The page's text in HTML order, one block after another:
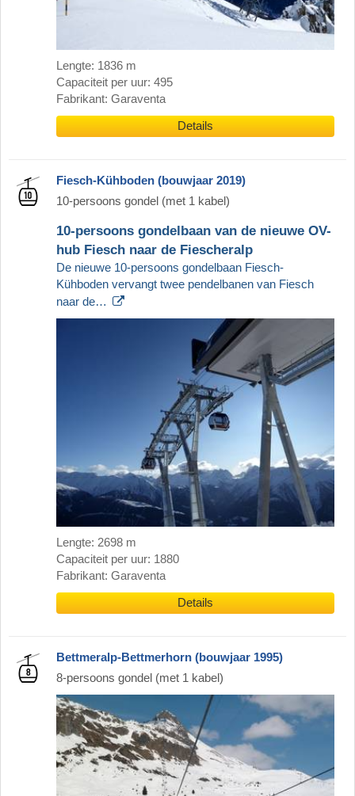
Lengte: 1836 m
Capaciteit per uur: 495
Fabrikant: Garaventa
Details
Fiesch-Kühboden (bouwjaar 2019)
10-persoons gondel (met 1 kabel)
10-persoons gondelbaan van de nieuwe OV-
hub Fiesch naar de Fiescheralp
De nieuwe 10-persoons gondelbaan Fiesch-
Kühboden vervangt twee pendelbanen van Fiesch
naar de…
Lengte: 2698 m
Capaciteit per uur: 1880
Fabrikant: Garaventa
Details
Bettmeralp-Bettmerhorn (bouwjaar 1995)
8-persoons gondel (met 1 kabel)